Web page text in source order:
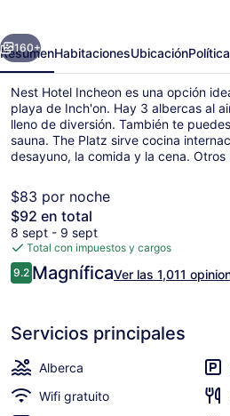
Siguiente
160+
ResumenHabitacionesUbicación
Nest Hotel Incheon es una opción
playa de Inch'on. Hay 3 albercas al
lleno de diversión. También te
sauna. The Platz sirve cocina
desayuno, la comida y la cena.
junto a la alberca y su alberca al aire
personal amable y el estado general
muy buenas calificaciones de otros
a una corta distancia a pie de
público: Water Park Station está a 8
$83 por noche
El
precio
total
es
de
$92 en total
8 sept - 9 sept
Total con impuestos y cargos
Opiniones
9.29.2 de 10,
MagníficaVer las 1,011
Servicios principales
Alberca
Wifi gratuito